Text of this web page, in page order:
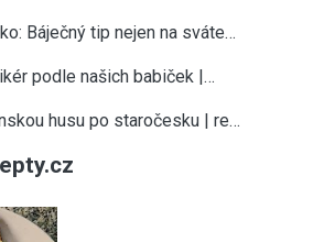
Báječný tip nejen na sváte…
podle našich babiček |…
husu po staročesku | re…